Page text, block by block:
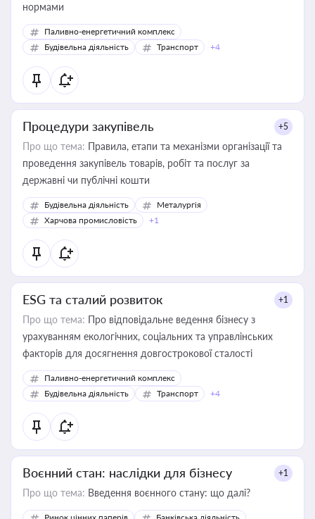
нормами
Паливно-енергетичний комплекс
Будівельна діяльність
Транспорт +4
Процедури закупівель +5
Про що тема: Правила, етапи та механізми організації та
проведення закупівель товарів, робіт та послуг за
державні чи публічні кошти
Будівельна діяльність
Металургія
Харчова промисловість
+1
ESG та сталий розвиток +1
Про що тема: Про відповідальне ведення бізнесу з
урахуванням екологічних, соціальних та управлінських
факторів для досягнення довгострокової сталості
Паливно-енергетичний комплекс
Будівельна діяльність
Транспорт +4
Воєнний стан: наслідки для бізнесу +1
Про що тема: Введення воєнного стану: що далі?